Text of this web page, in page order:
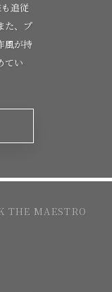
追従
た、プ
風が持
てい
THE MAESTRO